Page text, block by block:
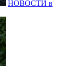
НОВОСТИ в